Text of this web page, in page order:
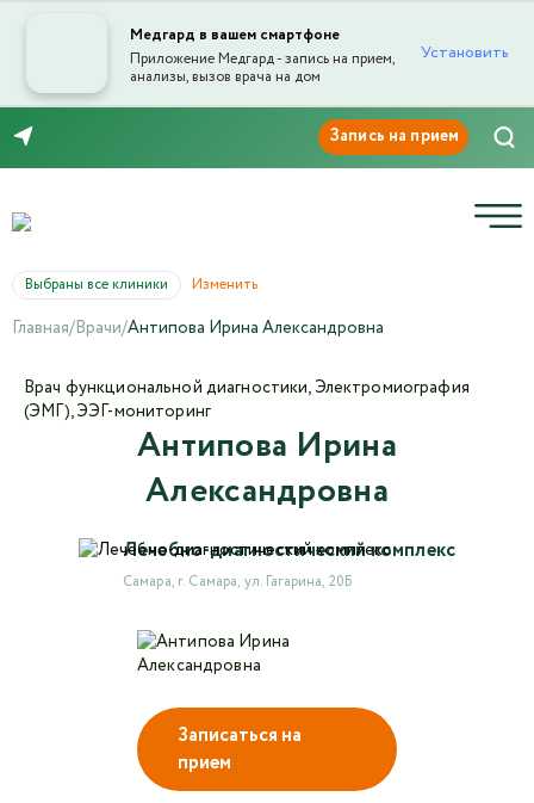
Медгард в вашем смартфоне
Приложение Медгард - запись на прием,
анализы, вызов врача на дом
Установить
Выбраны все клиники Изменить
Главная/Врачи/Антипова Ирина Александровна
Записаться на
прием
Антипова Ирина
Александровна
Лечебно-диагностический комплекс
Самара, г. Самара, ул. Гагарина, 20Б
Врач функциональной диагностики, Электромиография
(ЭМГ), ЭЭГ-мониторинг
Отправка отзыва
Ваша оценка
Авторизоваться в личном кабинете
Войти с VK ID
или войти через VK ID с использованием данных
из сервиса